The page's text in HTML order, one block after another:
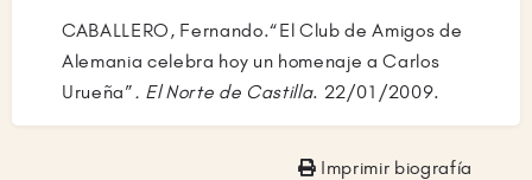
CABALLERO, Fernando.“El Club de Amigos de
Alemania celebra hoy un homenaje a Carlos
Urueña”. El Norte de Castilla. 22/01/2009.
Imprimir biografía